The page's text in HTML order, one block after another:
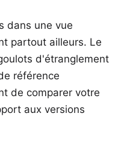
dans une vue
partout ailleurs. Le
d'étranglement
référence
de comparer votre
aux versions